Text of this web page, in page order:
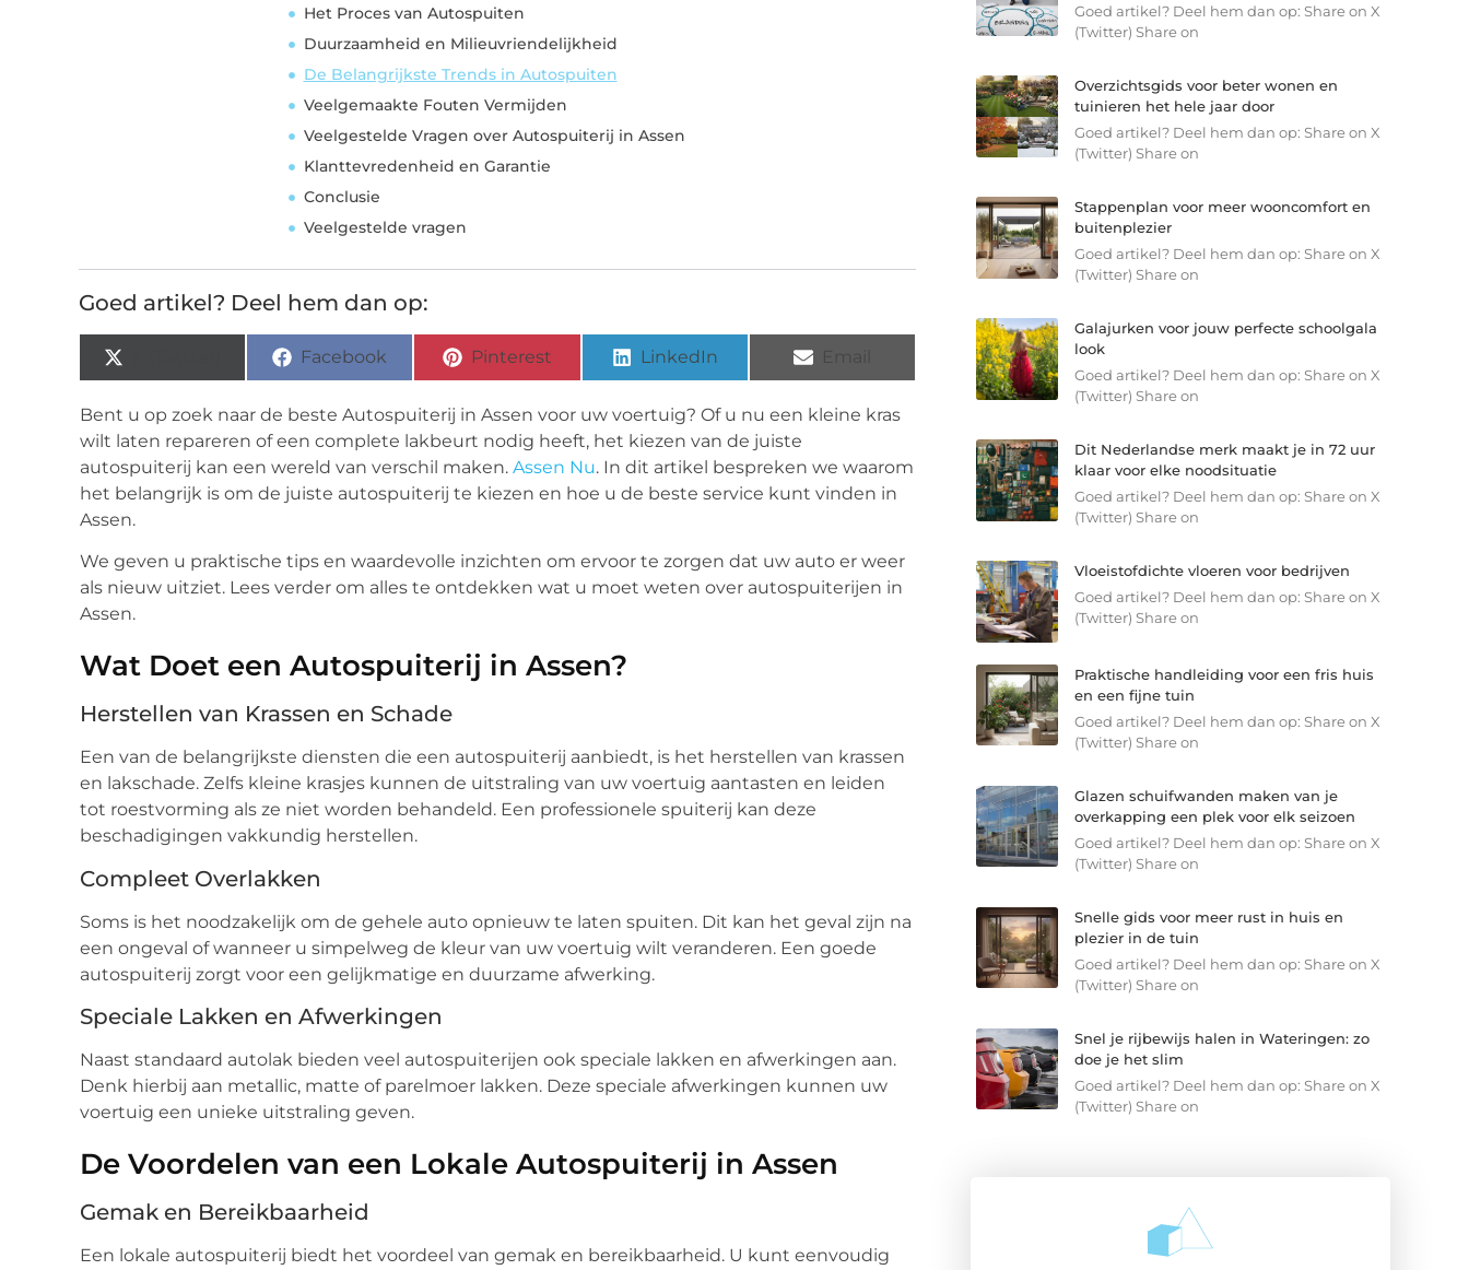
Het Proces van Autospuiten
Duurzaamheid en Milieuvriendelijkheid
De Belangrijkste Trends in Autospuiten
Veelgemaakte Fouten Vermijden
Veelgestelde Vragen over Autospuiterij in Assen
Klanttevredenheid en Garantie
Conclusie
Veelgestelde vragen
Goed artikel? Deel hem dan op:
Facebook Pinterest LinkedIn
Bent u op zoek naar de beste Autospuiterij in Assen voor uw voertuig? Of u nu een kleine kras
wilt laten repareren of een complete lakbeurt nodig heeft, het kiezen van de juiste
autospuiterij kan een wereld van verschil maken. Assen Nu. In dit artikel bespreken we waarom
het belangrijk is om de juiste autospuiterij te kiezen en hoe u de beste service kunt vinden in
Assen.
We geven u praktische tips en waardevolle inzichten om ervoor te zorgen dat uw auto er weer
als nieuw uitziet. Lees verder om alles te ontdekken wat u moet weten over autospuiterijen in
Assen.
Wat Doet een Autospuiterij in Assen?
Herstellen van Krassen en Schade
Een van de belangrijkste diensten die een autospuiterij aanbiedt, is het herstellen van krassen
en lakschade. Zelfs kleine krasjes kunnen de uitstraling van uw voertuig aantasten en leiden
tot roestvorming als ze niet worden behandeld. Een professionele spuiterij kan deze
beschadigingen vakkundig herstellen.
Compleet Overlakken
Soms is het noodzakelijk om de gehele auto opnieuw te laten spuiten. Dit kan het geval zijn na
een ongeval of wanneer u simpelweg de kleur van uw voertuig wilt veranderen. Een goede
autospuiterij zorgt voor een gelijkmatige en duurzame afwerking.
Speciale Lakken en Afwerkingen
Naast standaard autolak bieden veel autospuiterijen ook speciale lakken en afwerkingen aan.
Denk hierbij aan metallic, matte of parelmoer lakken. Deze speciale afwerkingen kunnen uw
voertuig een unieke uitstraling geven.
De Voordelen van een Lokale Autospuiterij in Assen
Gemak en Bereikbaarheid
Een lokale autospuiterij biedt het voordeel van gemak en bereikbaarheid. U kunt eenvoudig
Goed artikel? Deel hem dan op: Share on X
(Twitter) Share on
Overzichtsgids voor beter wonen en
tuinieren het hele jaar door
Goed artikel? Deel hem dan op: Share on X
(Twitter) Share on
Stappenplan voor meer wooncomfort en
buitenplezier
Goed artikel? Deel hem dan op: Share on X
(Twitter) Share on
Galajurken voor jouw perfecte schoolgala
look
Goed artikel? Deel hem dan op: Share on X
(Twitter) Share on
Dit Nederlandse merk maakt je in 72 uur
klaar voor elke noodsituatie
Goed artikel? Deel hem dan op: Share on X
(Twitter) Share on
Vloeistofdichte vloeren voor bedrijven
Goed artikel? Deel hem dan op: Share on X
(Twitter) Share on
Praktische handleiding voor een fris huis
en een fijne tuin
Goed artikel? Deel hem dan op: Share on X
(Twitter) Share on
Glazen schuifwanden maken van je
overkapping een plek voor elk seizoen
Goed artikel? Deel hem dan op: Share on X
(Twitter) Share on
Snelle gids voor meer rust in huis en
plezier in de tuin
Goed artikel? Deel hem dan op: Share on X
(Twitter) Share on
Snel je rijbewijs halen in Wateringen: zo
doe je het slim
Goed artikel? Deel hem dan op: Share on X
(Twitter) Share on